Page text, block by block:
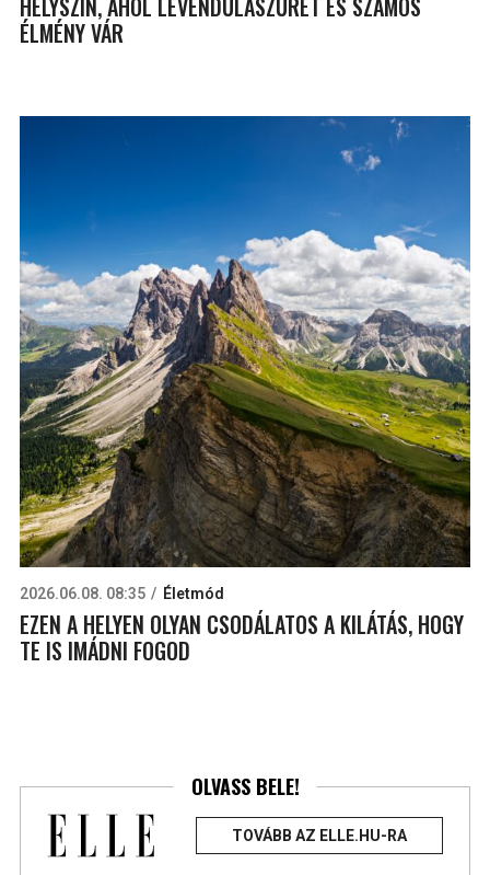
ÉLMÉNY VÁR
2026.06.08. 08:35 Életmód
EZEN A HELYEN OLYAN CSODÁLATOS A KILÁTÁS, HOGY
TE IS IMÁDNI FOGOD
OLVASS BELE!
TOVÁBB AZ ELLE.HU-RA